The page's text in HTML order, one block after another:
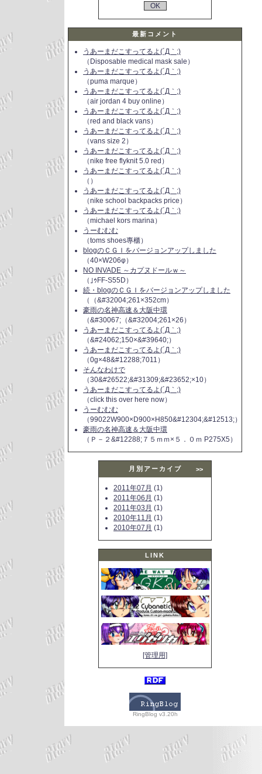
最新コメント
うあーまだこすってるよ(´Д｀;)
（Disposable medical mask sale）
うあーまだこすってるよ(´Д｀;)
（puma marque）
うあーまだこすってるよ(´Д｀;)
（air jordan 4 buy online）
うあーまだこすってるよ(´Д｀;)
（red and black vans）
うあーまだこすってるよ(´Д｀;)
（vans size 2）
うあーまだこすってるよ(´Д｀;)
（nike free flyknit 5.0 red）
うあーまだこすってるよ(´Д｀;)
（）
うあーまだこすってるよ(´Д｀;)
（nike school backpacks price）
うあーまだこすってるよ(´Д｀;)
（michael kors marina）
うーむむむ
（toms shoes專櫃）
blogのＣＧＩをバージョンアップしました
（40×W206φ）
NO INVADE ～カプヌドールｗ～
（｣ｩFF-S55D）
続・blogのＣＧＩをバージョンアップしました
（（&#32004;261×352cm）
豪雨の名神高速＆大阪中環
（&#30067;（&#32004;261×26）
うあーまだこすってるよ(´Д｀;)
（&#24062;150×&#39640;）
うあーまだこすってるよ(´Д｀;)
（0g×48&#12288;7011）
そんなわけで
（30&#26522;&#31309;&#23652;×10）
うあーまだこすってるよ(´Д｀;)
（click this over here now）
うーむむむ
（99022W900×D900×H850&#12304;&#12513;）
豪雨の名神高速＆大阪中環
（Ｐ－２&#12288;７５ｍｍ×５．０ｍ P275X5）
月別アーカイブ >>
2011年07月 (1)
2011年06月 (1)
2011年03月 (1)
2010年11月 (1)
2010年07月 (1)
LINK
[管理用]
RingBlog v3.20h